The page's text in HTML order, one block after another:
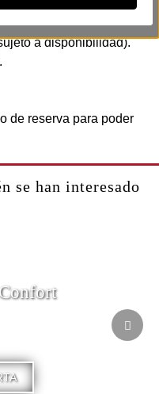
a disponibilidad).
de reserva para poder
se han interesado